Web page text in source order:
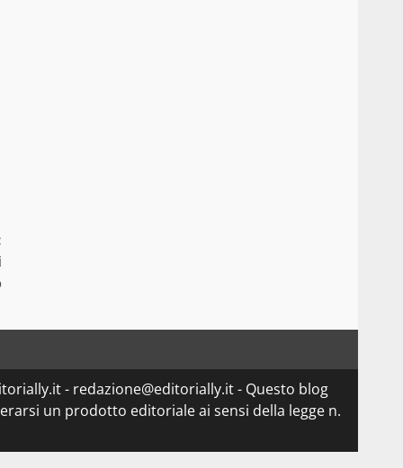
- redazione@editorially.it - Questo blog
un prodotto editoriale ai sensi della legge n.